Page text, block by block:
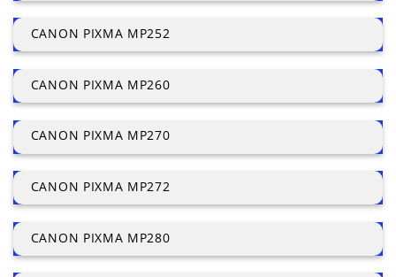
CANON PIXMA MP252
CANON PIXMA MP260
CANON PIXMA MP270
CANON PIXMA MP272
CANON PIXMA MP280